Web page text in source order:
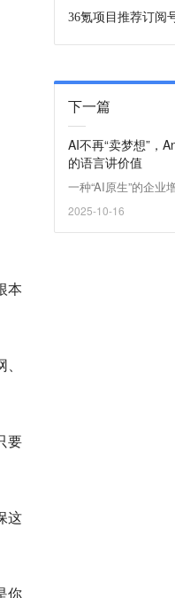
本
要
这
你
36氪项目推荐订阅
下一篇
AI不再“卖梦想”，
的语言讲价值
一种“AI原生”的企业
2025-10-16